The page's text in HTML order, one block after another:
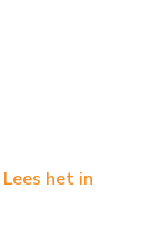
Lees het in